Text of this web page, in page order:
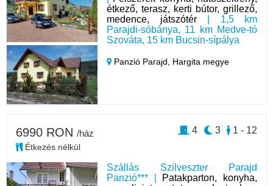
étkező, terasz, kerti bútor, grillező,
medence, játszótér| 1,5 km
Parajdi-sóbánya, 11 km Medve-tó
Szováta, 15 km Bucsin-sípálya
Panzió Parajd, Hargita megye
Szállás Szilveszter Parajd
Panzió*** | Patakparton, konyha,
6990 RON /ház
Étkezés nélkül
1 - 12
3
4